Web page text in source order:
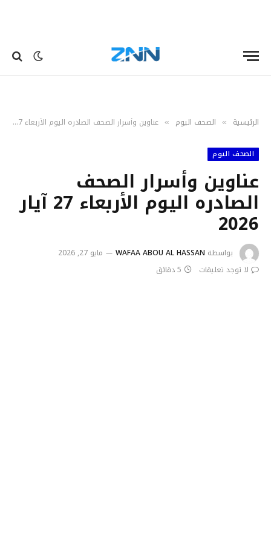
الرئيسية » الصحف اليوم » عناوين وأسرار الصحف الصادره اليوم الأربعاء 27 آيار 2026
الصحف اليوم
عناوين وأسرار الصحف
الصادره اليوم الأربعاء 27 آيار
2026
بواسطة WAFAA ABOU AL HASSAN
مايو 27, 2026
لا توجد تعليقات
5 دقائق